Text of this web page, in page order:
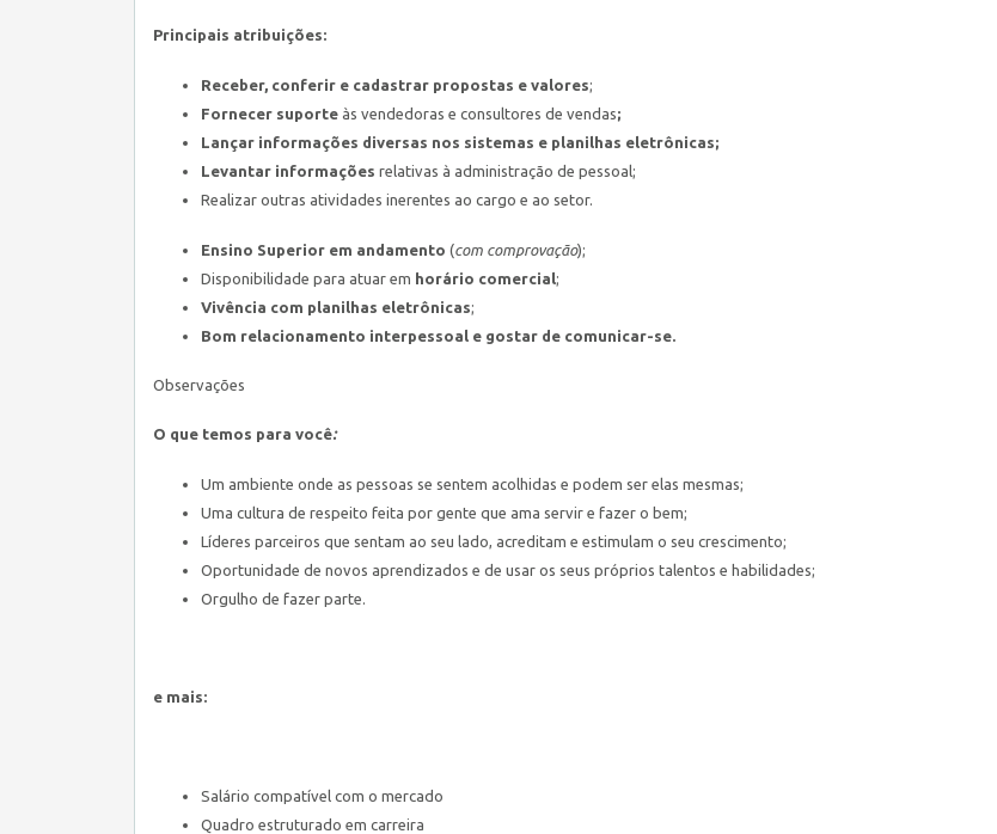
Principais atribuições:
Receber, conferir e cadastrar propostas e valores;
Fornecer suporte às vendedoras e consultores de vendas;
Lançar informações diversas nos sistemas e planilhas eletrônicas;
Levantar informações relativas à administração de pessoal;
Realizar outras atividades inerentes ao cargo e ao setor.
Ensino Superior em andamento (com comprovação);
Disponibilidade para atuar em horário comercial;
Vivência com planilhas eletrônicas;
Bom relacionamento interpessoal e gostar de comunicar-se.
Observações
O que temos para você:
Um ambiente onde as pessoas se sentem acolhidas e podem ser elas mesmas;
Uma cultura de respeito feita por gente que ama servir e fazer o bem;
Líderes parceiros que sentam ao seu lado, acreditam e estimulam o seu crescimento;
Oportunidade de novos aprendizados e de usar os seus próprios talentos e habilidades;
Orgulho de fazer parte.
e mais:
Salário compatível com o mercado
Quadro estruturado em carreira